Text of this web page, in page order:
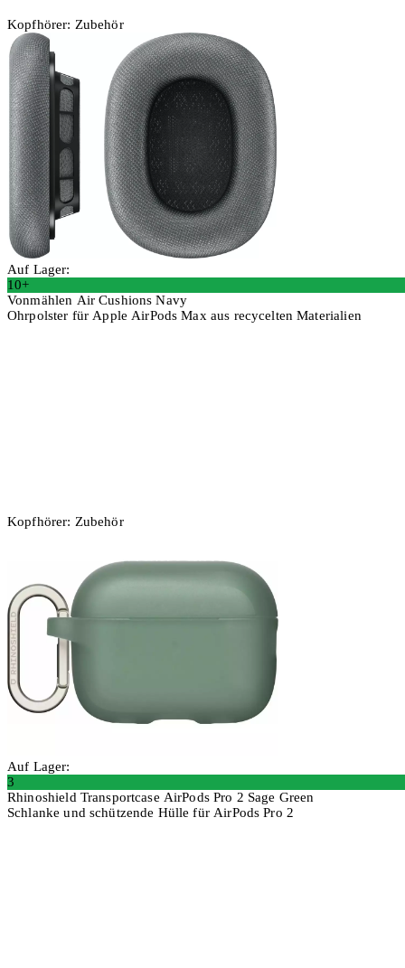
Kopfhörer: Zubehör
Auf Lager:
10+
Vonmählen Air Cushions Navy
Ohrpolster für Apple AirPods Max aus recycelten Materialien
Kopfhörer: Zubehör
Auf Lager:
3
Rhinoshield Transportcase AirPods Pro 2 Sage Green
Schlanke und schützende Hülle für AirPods Pro 2